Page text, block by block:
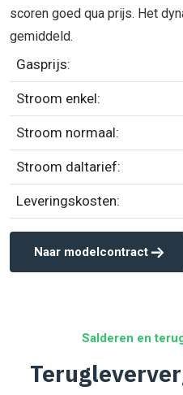
scoren goed qua prijs. Het
gemiddeld.
Gasprijs:
Stroom enkel:
Stroom normaal:
Stroom daltarief:
Leveringskosten:
Naar modelcontract
Salderen en